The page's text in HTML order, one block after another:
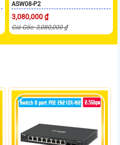
ASW08-P2
3,080,000 ₫
Giá Gốc: 3,080,000 ₫